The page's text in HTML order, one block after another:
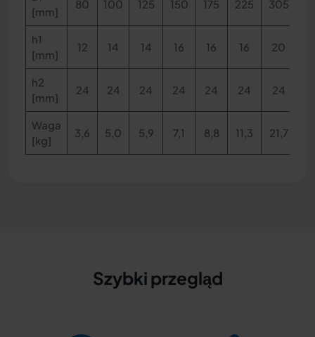
[mm]
80 100 125 150 175 225 305
h1
[mm]
12 14 14 16 16 16 20
h2
[mm]
24 24 24 24 24 24 24
Waga
[kg]
3,6 5,0 5,9 7,1 8,8 11,3 21,7
Szybki przegląd